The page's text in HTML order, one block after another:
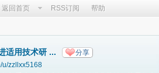
返回首页 RSS订阅 帮助
适用技术研 ... 分享
u/zzllxx5168